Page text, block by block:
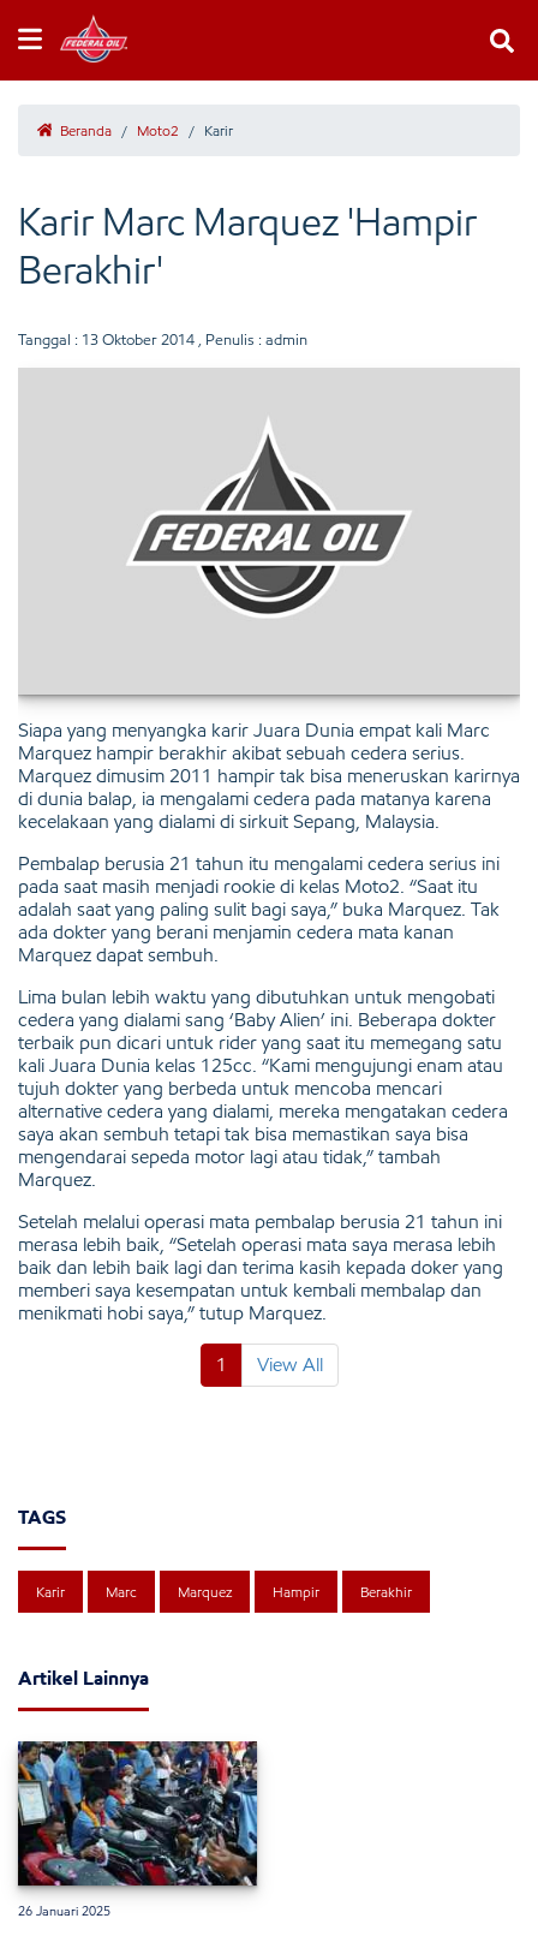
Beranda / Moto2 / Karir
Karir Marc Marquez 'Hampir
Berakhir'
Tanggal : 13 Oktober 2014 , Penulis : admin
Siapa yang menyangka karir Juara Dunia empat kali Marc
Marquez hampir berakhir akibat sebuah cedera serius.
Marquez dimusim 2011 hampir tak bisa meneruskan karirnya
di dunia balap, ia mengalami cedera pada matanya karena
kecelakaan yang dialami di sirkuit Sepang, Malaysia.
Pembalap berusia 21 tahun itu mengalami cedera serius ini
pada saat masih menjadi rookie di kelas Moto2. “Saat itu
adalah saat yang paling sulit bagi saya,” buka Marquez. Tak
ada dokter yang berani menjamin cedera mata kanan
Marquez dapat sembuh.
Lima bulan lebih waktu yang dibutuhkan untuk mengobati
cedera yang dialami sang ‘Baby Alien’ ini. Beberapa dokter
terbaik pun dicari untuk rider yang saat itu memegang satu
kali Juara Dunia kelas 125cc. “Kami mengujungi enam atau
tujuh dokter yang berbeda untuk mencoba mencari
alternative cedera yang dialami, mereka mengatakan cedera
saya akan sembuh tetapi tak bisa memastikan saya bisa
mengendarai sepeda motor lagi atau tidak,” tambah
Marquez.
Setelah melalui operasi mata pembalap berusia 21 tahun ini
merasa lebih baik, “Setelah operasi mata saya merasa lebih
baik dan lebih baik lagi dan terima kasih kepada doker yang
memberi saya kesempatan untuk kembali membalap dan
menikmati hobi saya,” tutup Marquez.
1 View All
TAGS
Karir Marc Marquez Hampir Berakhir
Artikel Lainnya
26 Januari 2025